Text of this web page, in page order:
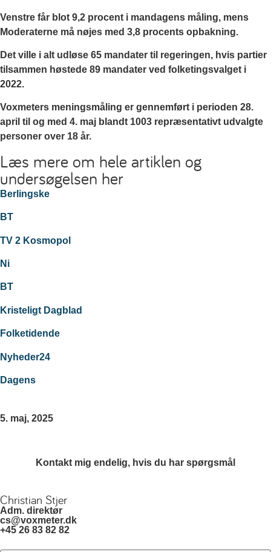
Venstre får blot 9,2 procent i mandagens måling, mens
Moderaterne må nøjes med 3,8 procents opbakning.
Det ville i alt udløse 65 mandater til regeringen, hvis partier
tilsammen høstede 89 mandater ved folketingsvalget i
2022.
Voxmeters meningsmåling er gennemført i perioden 28.
april til og med 4. maj blandt 1003 repræsentativt udvalgte
personer over 18 år.
Læs mere om hele artiklen og
undersøgelsen her
Berlingske
BT
TV 2 Kosmopol
Ni
BT
Kristeligt Dagblad
Folketidende
Nyheder24
Dagens
5. maj, 2025
Kontakt mig endelig, hvis du har spørgsmål
Christian Stjer
Adm. direktør
cs@voxmeter.dk
+45 26 83 82 82